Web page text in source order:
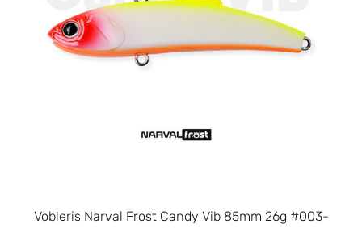
Vobleris Narval Frost Candy Vib 85mm 26g #003-